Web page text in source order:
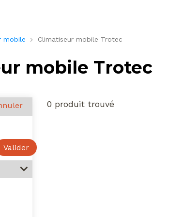
mobile Climatiseur mobile Trotec
mobile Trotec
Valider
0 produit trouvé